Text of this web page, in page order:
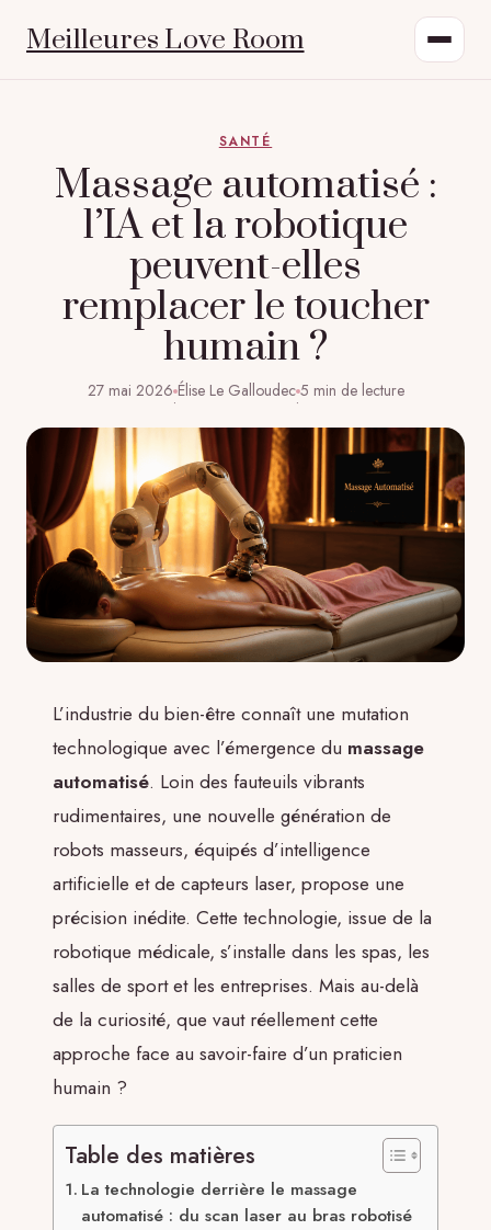
Meilleures Love Room
SANTÉ
Massage automatisé :
l’IA et la robotique
peuvent-elles
remplacer le toucher
humain ?
27 mai 2026·Élise Le Galloudec·5 min de lecture
L’industrie du bien-être connaît une mutation
technologique avec l’émergence du massage
automatisé. Loin des fauteuils vibrants
rudimentaires, une nouvelle génération de
robots masseurs, équipés d’intelligence
artificielle et de capteurs laser, propose une
précision inédite. Cette technologie, issue de la
robotique médicale, s’installe dans les spas, les
salles de sport et les entreprises. Mais au-delà
de la curiosité, que vaut réellement cette
approche face au savoir-faire d’un praticien
humain ?
Table des matières
La technologie derrière le massage
automatisé : du scan laser au bras robotisé